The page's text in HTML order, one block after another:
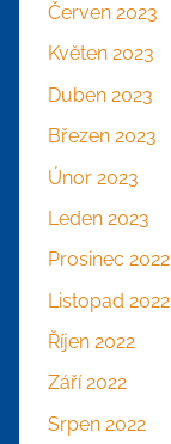
Červen 2023
Květen 2023
Duben 2023
Březen 2023
Únor 2023
Leden 2023
Prosinec 2022
Listopad 2022
Říjen 2022
Září 2022
Srpen 2022